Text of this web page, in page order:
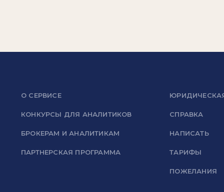
О СЕРВИСЕ
КОНКУРСЫ ДЛЯ АНАЛИТИКОВ
БРОКЕРАМ И АНАЛИТИКАМ
ПАРТНЕРСКАЯ ПРОГРАММА
СПРАВКА
НАПИСАТЬ
ТАРИФЫ
ПОЖЕЛАНИЯ